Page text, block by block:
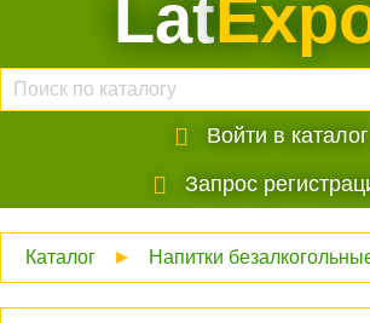
Lat
Войти в каталог
Запрос
Каталог ► Напитки